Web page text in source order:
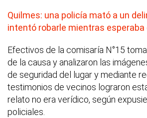
Quilmes: una policía mató a un
intentó robarle mientras
Efectivos de la comisaría N°15
de la causa y analizaron las
de seguridad del lugar y mediante
testimonios de vecinos lograron
relato no era verídico, según
policiales.